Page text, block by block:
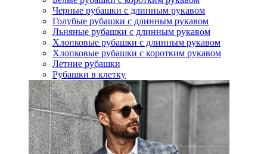
Черные рубашки с длинным рукавом
Голубые рубашки с длинным рукавом
Льняные рубашки с длинным рукавом
Хлопковые рубашки с длинным рукавом
Хлопковые рубашки с коротким рукавом
Летние рубашки
Рубашки в клетку